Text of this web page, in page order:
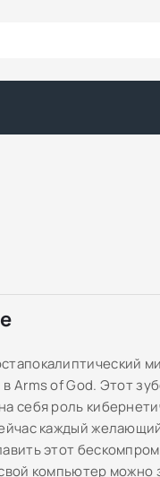
Arms of God. Этот
себя роль
каждый
этот
компьютер